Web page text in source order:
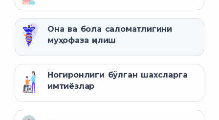
Она ва бола саломатлигини
муҳофаза қилиш
Ногиронлиги бўлган шахсларга
имтиёзлар